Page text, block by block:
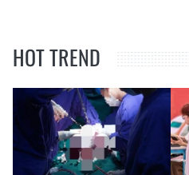
HOT TREND